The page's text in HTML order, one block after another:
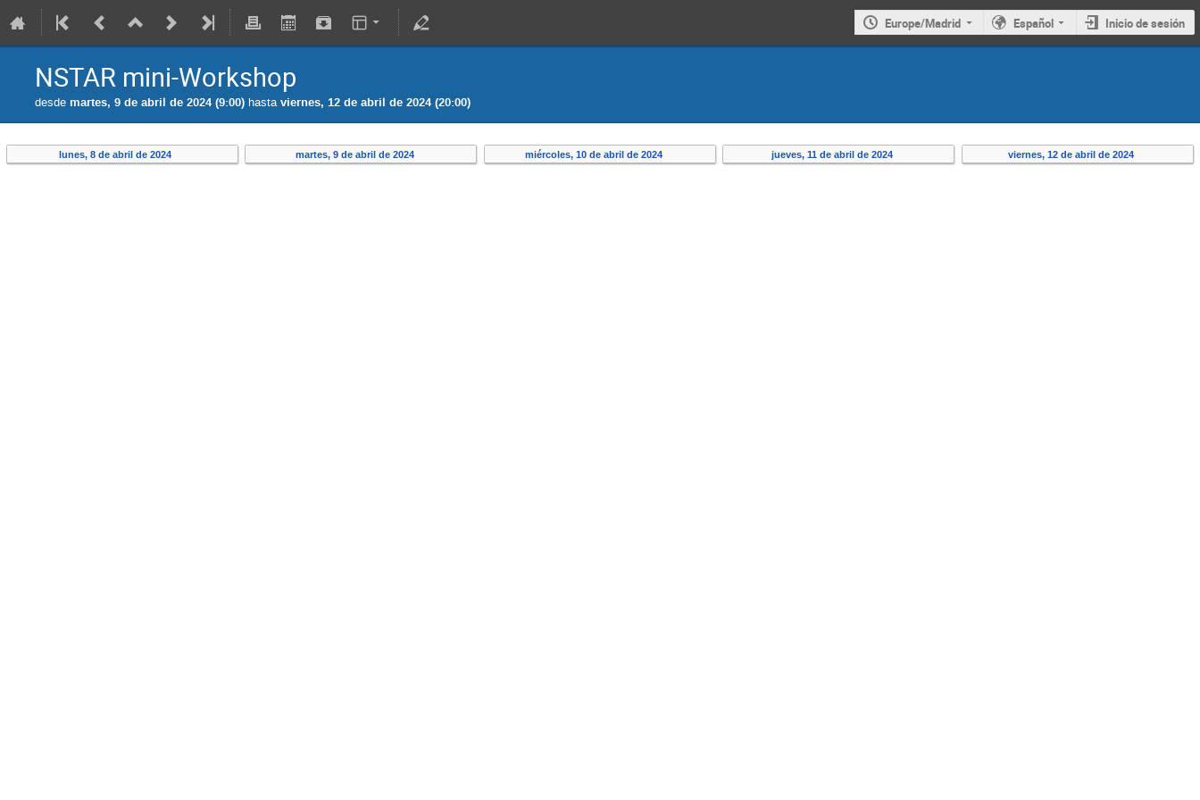
Europe/Madrid Español Inicio de sesión
NSTAR mini-Workshop
desde martes, 9 de abril de 2024 (9:00) hastaviernes, 12 de abril de 2024 (20:00)
lunes, 8 de abril de 2024 martes, 9 de abril de 2024 miércoles, 10 de abril de 2024 jueves, 11 de abril de 2024 viernes, 12 de abril de 2024